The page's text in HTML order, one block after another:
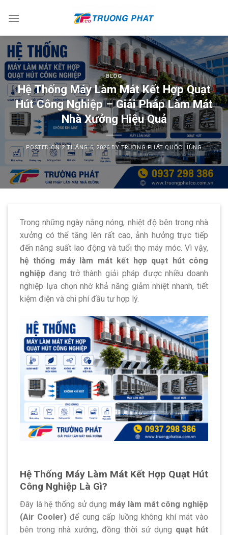
BLOG
Hệ Thống Máy Làm Mát Kết Hợp Quạt
Hút Công Nghiệp – Giải Pháp Làm Mát
Nhà Xưởng Hiệu Quả
POSTED ON 2 THÁNG 6, 2026BYTRƯỜNG PHÁT QUỐC HÙNG
Trong những ngày nắng nóng, nhiệt độ bên trong nhà
xưởng có thể tăng lên rất cao, ảnh hưởng trực tiếp
đến năng suất lao động và tuổi thọ máy móc. Vì vậy,
hệ thống máy làm mát kết hợp quạt hút công
nghiệp đang trở thành giải pháp được nhiều doanh
nghiệp lựa chọn nhờ khả năng giảm nhiệt nhanh, tiết
kiệm điện và chi phí đầu tư hợp lý.
Hệ Thống Máy Làm Mát Kết Hợp Quạt Hút
Công Nghiệp Là Gì?
Đây là hệ thống sử dụng máy làm mát công nghiệp
(Air Cooler) để cung cấp luồng không khí mát vào
bên trong nhà xưởng, đồng thời sử dụng quạt hút